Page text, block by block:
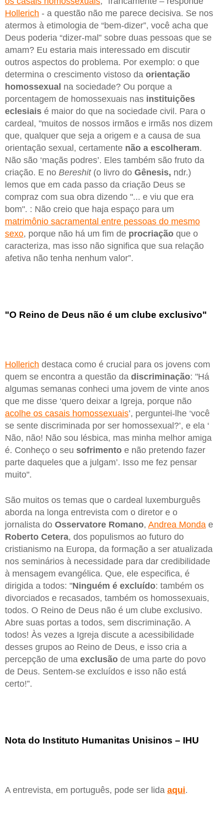
Hollerich - a questão não me parece decisiva. Se nos
atermos à etimologia de “bem-dizer”, você acha que
Deus poderia “dizer-mal” sobre duas pessoas que se
amam? Eu estaria mais interessado em discutir
outros aspectos do problema. Por exemplo: o que
determina o crescimento vistoso da orientação
homossexual na sociedade? Ou porque a
porcentagem de homossexuais nas instituições
eclesiais é maior do que na sociedade civil. Para o
cardeal, "muitos de nossos irmãos e irmãs nos dizem
que, qualquer que seja a origem e a causa de sua
orientação sexual, certamente não a escolheram.
Não são ‘maçãs podres’. Eles também são fruto da
criação. E no Bereshit(o livro do Gênesis, ndr.)
lemos que em cada passo da criação Deus se
compraz com sua obra dizendo "... e viu que era
bom". : Não creio que haja espaço para um
matrimônio sacramental entre pessoas do mesmo
sexo, porque não há um fim de procriação que o
caracteriza, mas isso não significa que sua relação
afetiva não tenha nenhum valor”.
"O Reino de Deus não é um clube exclusivo"
Hollerich destaca como é crucial para os jovens com
quem se encontra a questão da discriminação: "Há
algumas semanas conheci uma jovem de vinte anos
que me disse ‘quero deixar a Igreja, porque não
acolhe os casais homossexuais’, perguntei-lhe ‘você
se sente discriminada por ser homossexual?’, e ela ‘
Não, não! Não sou lésbica, mas minha melhor amiga
é. Conheço o seu sofrimento e não pretendo fazer
parte daqueles que a julgam’. Isso me fez pensar
muito".
São muitos os temas que o cardeal luxemburguês
aborda na longa entrevista com o diretor e o
jornalista do Osservatore Romano, Andrea Monda e
Roberto Cetera, dos populismos ao futuro do
cristianismo na Europa, da formação a ser atualizada
nos seminários à necessidade para dar credibilidade
à mensagem evangélica. Que, ele especifica, é
dirigida a todos: "Ninguém é excluído: também os
divorciados e recasados, também os homossexuais,
todos. O Reino de Deus não é um clube exclusivo.
Abre suas portas a todos, sem discriminação. A
todos! Às vezes a Igreja discute a acessibilidade
desses grupos ao Reino de Deus, e isso cria a
percepção de uma exclusão de uma parte do povo
de Deus. Sentem-se excluídos e isso não está
certo!”.
Nota do Instituto Humanitas Unisinos – IHU
A entrevista, em português, pode ser lida aqui.